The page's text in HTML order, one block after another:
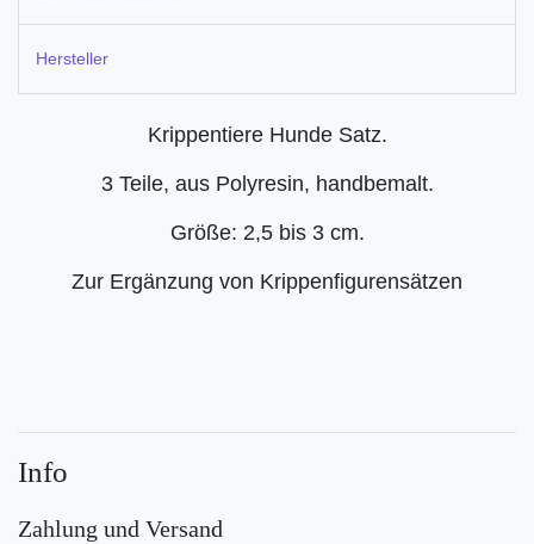
Hersteller
Krippentiere Hunde Satz.
3 Teile, aus Polyresin, handbemalt.
Größe: 2,5 bis 3 cm.
Zur Ergänzung von Krippenfigurensätzen
Info
Zahlung und Versand